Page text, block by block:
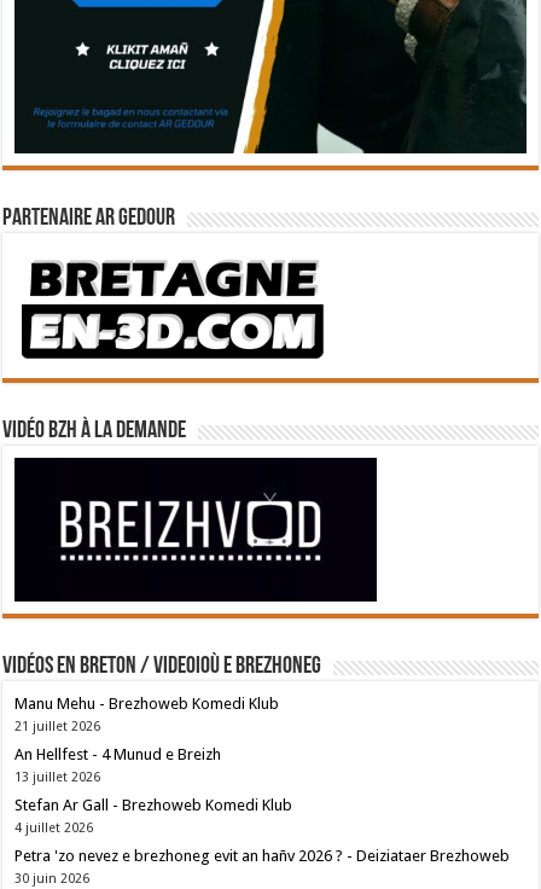
Partenaire Ar Gedour
Vidéo BZH à la demande
Vidéos en breton / Videoioù e brezhoneg
Manu Mehu - Brezhoweb Komedi Klub
21 juillet 2026
An Hellfest - 4 Munud e Breizh
13 juillet 2026
Stefan Ar Gall - Brezhoweb Komedi Klub
4 juillet 2026
Petra 'zo nevez e brezhoneg evit an hañv 2026 ? - Deiziataer Brezhoweb
30 juin 2026